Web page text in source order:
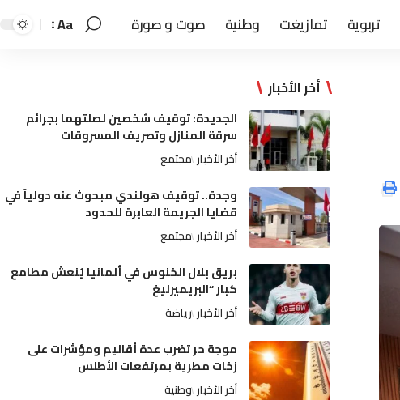
تربوية تمازيغت وطنية صوت و صورة Aa
أخر الأخبار
الجديدة: توقيف شخصين لصلتهما بجرائم
سرقة المنازل وتصريف المسروقات
أخر الأخبار مجتمع
وجدة.. توقيف هولندي مبحوث عنه دولياً في
قضايا الجريمة العابرة للحدود
أخر الأخبار مجتمع
بريق بلال الخنوس في ألمانيا يُنعش مطامع
كبار “البريميرليغ
أخر الأخبار رياضة
موجة حر تضرب عدة أقاليم ومؤشرات على
زخات مطرية بمرتفعات الأطلس
أخر الأخبار وطنية